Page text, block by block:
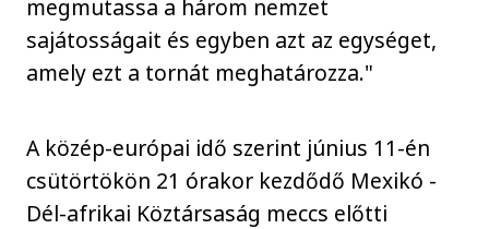
megmutassa a három nemzet
sajátosságait és egyben azt az egységet,
amely ezt a tornát meghatározza."
A közép-európai idő szerint június 11-én
csütörtökön 21 órakor kezdődő Mexikó -
Dél-afrikai Köztársaság meccs előtti